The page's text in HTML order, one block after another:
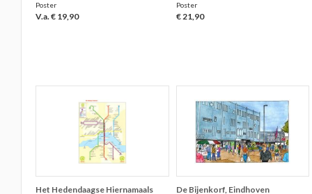
Poster
V.a. € 19,90
Poster
€ 21,90
Het Hedendaagse Hiernamaals
De Bijenkorf, Eindhoven